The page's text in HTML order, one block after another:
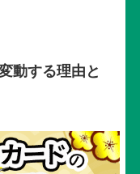
動する理由と